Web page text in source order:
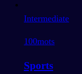
Intermediate
100mots
Sports